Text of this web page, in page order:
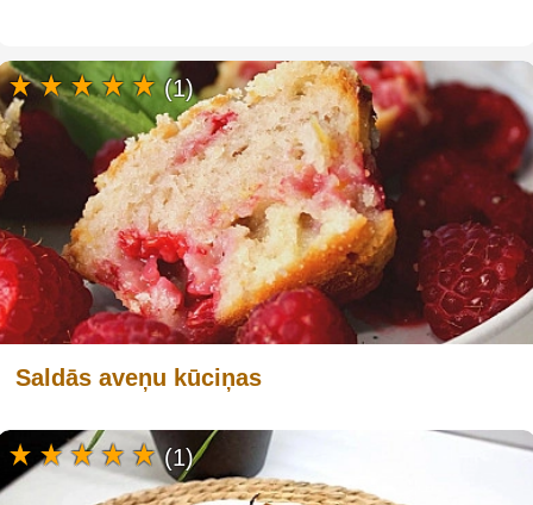
Saldās aveņu kūciņas
(1)
(1)